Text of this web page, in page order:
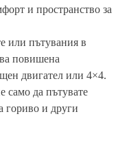
и пространство за
или пътувания в
повишена
двигател или 4×4.
само да пътувате
гориво и други